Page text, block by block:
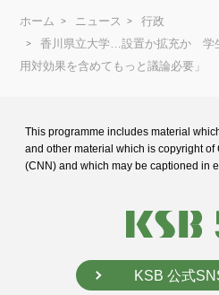
ホーム ニュース
行政
香川県立大学…設置か拡充か 学
用対効果を含めてもっと議論必要」
This programme includes material
and other material which is copyright of
(CNN) and which may be captioned in
KSB 公式